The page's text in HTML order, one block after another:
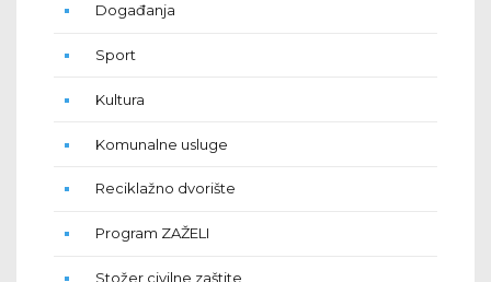
Događanja
Sport
Kultura
Komunalne usluge
Reciklažno dvorište
Program ZAŽELI
Stožer civilne zaštite